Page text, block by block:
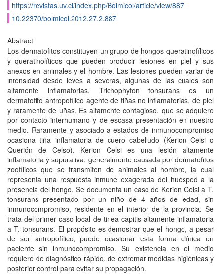
https://revistas.uv.cl/index.php/Bolmicol/article/view/887
10.22370/bolmicol.2012.27.2.887
Abstract
Los dermatofitos constituyen un grupo de hongos queratinofílicos
y queratinolíticos que pueden producir lesiones en piel y sus
anexos en animales y el hombre. Las lesiones pueden variar de
intensidad desde leves a severas, algunas de las cuales son
altamente inflamatorias. Trichophyton tonsurans es un
dermatofito antropofílico agente de tiñas no inflamatorias, de piel
y raramente de uñas. Es altamente contagioso, que se adquiere
por contacto interhumano y de escasa presentación en nuestro
medio. Raramente y asociado a estados de inmunocompromiso
ocasiona tiña inflamatoria de cuero cabelludo (Kerion Celsi o
Querión de Celso). Kerion Celsi es una lesión altamente
inflamatoria y supurativa, generalmente causada por dermatofitos
zoofílicos que se transmiten de animales al hombre, la cual
representa una respuesta inmune exagerada del huésped a la
presencia del hongo. Se documenta un caso de Kerion Celsi a T.
tonsurans presentado por un niño de 4 años de edad, sin
inmunocompromiso, residente en el interior de la provincia. Se
trata del primer caso local de tinea capitis altamente inflamatoria
a T. tonsurans. El propósito es demostrar que el hongo, a pesar
de ser antropofílico, puede ocasionar esta forma clínica en
paciente sin inmunocompromiso. Su existencia en el medio
requiere de diagnóstico rápido, de extremar medidas higiénicas y
posterior control para evitar su propagación.